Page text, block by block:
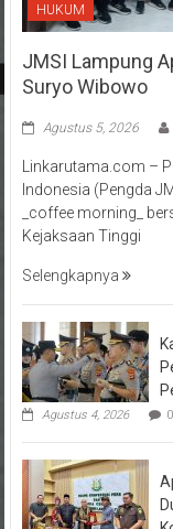
HUKUM
JMSI Lampung
Suryo Wibowo
Agustus 5, 2026
Linkarutama.com –
Indonesia (Pengda
_coffee morning_
Kejaksaan Tinggi
Selengkapnya
Agustus 4, 2026 0